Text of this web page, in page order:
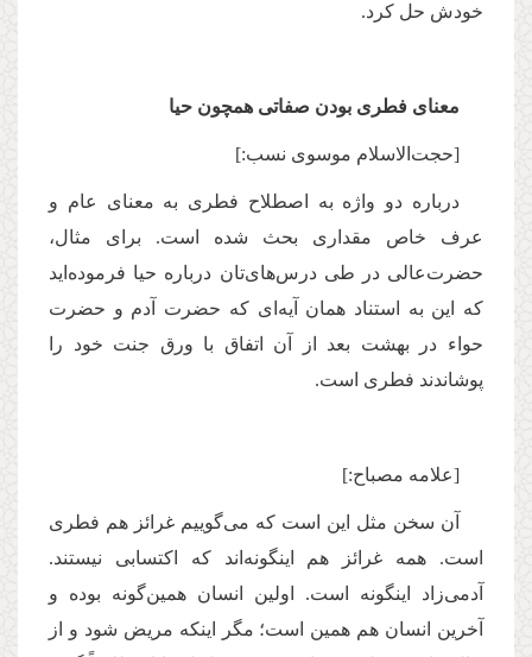
خودش حل کرد.
معنای فطری بودن صفاتی همچون حیا
[حجت‌الاسلام موسوی نسب:‌]
درباره دو واژه به اصطلاح فطری به معنای عام و
عرف خاص مقداری بحث شده است. برای مثال،
حضرت‌عالی در طی درس‌های‌تان درباره حیا فرموده‌اید
که این به استناد همان آیه‌ای که حضرت آدم و حضرت
حواء در بهشت بعد از آن اتفاق با ورق جنت خود را
پوشاندند فطری است.
[علامه مصباح:]
آن سخن مثل این است که می‌گوییم غرائز هم فطری
است. همه غرائز هم اینگونه‌اند که اکتسابی نیستند.
آدمی‌زاد اینگونه است. اولین انسان همین‌گونه بوده و
آخرین انسان هم همین است؛ مگر اینکه مریض شود و از